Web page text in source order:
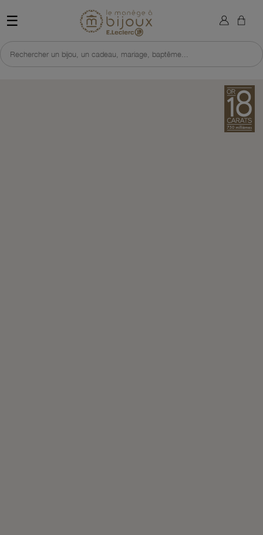
☰ Retour à l'accueil du site
Rechercher un bijou, un cadeau, mariage, baptême...
×